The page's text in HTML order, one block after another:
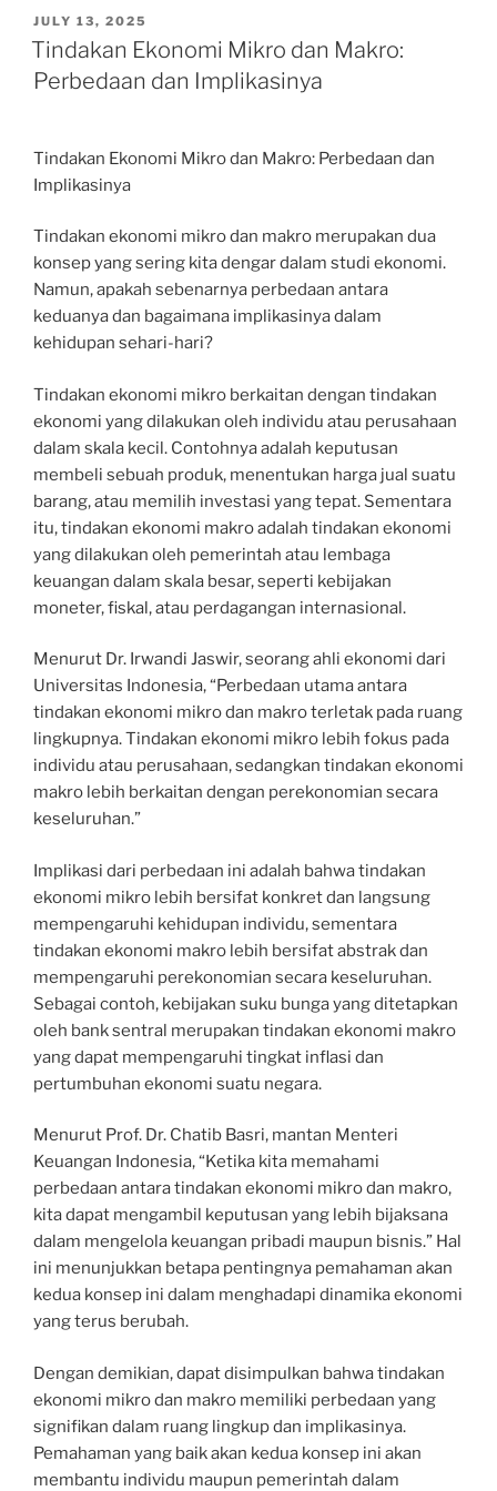
POSTED
ON
JULY 13, 2025
Tindakan Ekonomi Mikro dan Makro:
Perbedaan dan Implikasinya
Tindakan Ekonomi Mikro dan Makro: Perbedaan dan
Implikasinya
Tindakan ekonomi mikro dan makro merupakan dua
konsep yang sering kita dengar dalam studi ekonomi.
Namun, apakah sebenarnya perbedaan antara
keduanya dan bagaimana implikasinya dalam
kehidupan sehari-hari?
Tindakan ekonomi mikro berkaitan dengan tindakan
ekonomi yang dilakukan oleh individu atau perusahaan
dalam skala kecil. Contohnya adalah keputusan
membeli sebuah produk, menentukan harga jual suatu
barang, atau memilih investasi yang tepat. Sementara
itu, tindakan ekonomi makro adalah tindakan ekonomi
yang dilakukan oleh pemerintah atau lembaga
keuangan dalam skala besar, seperti kebijakan
moneter, fiskal, atau perdagangan internasional.
Menurut Dr. Irwandi Jaswir, seorang ahli ekonomi dari
Universitas Indonesia, “Perbedaan utama antara
tindakan ekonomi mikro dan makro terletak pada ruang
lingkupnya. Tindakan ekonomi mikro lebih fokus pada
individu atau perusahaan, sedangkan tindakan ekonomi
makro lebih berkaitan dengan perekonomian secara
keseluruhan.”
Implikasi dari perbedaan ini adalah bahwa tindakan
ekonomi mikro lebih bersifat konkret dan langsung
mempengaruhi kehidupan individu, sementara
tindakan ekonomi makro lebih bersifat abstrak dan
mempengaruhi perekonomian secara keseluruhan.
Sebagai contoh, kebijakan suku bunga yang ditetapkan
oleh bank sentral merupakan tindakan ekonomi makro
yang dapat mempengaruhi tingkat inflasi dan
pertumbuhan ekonomi suatu negara.
Menurut Prof. Dr. Chatib Basri, mantan Menteri
Keuangan Indonesia, “Ketika kita memahami
perbedaan antara tindakan ekonomi mikro dan makro,
kita dapat mengambil keputusan yang lebih bijaksana
dalam mengelola keuangan pribadi maupun bisnis.” Hal
ini menunjukkan betapa pentingnya pemahaman akan
kedua konsep ini dalam menghadapi dinamika ekonomi
yang terus berubah.
Dengan demikian, dapat disimpulkan bahwa tindakan
ekonomi mikro dan makro memiliki perbedaan yang
signifikan dalam ruang lingkup dan implikasinya.
Pemahaman yang baik akan kedua konsep ini akan
membantu individu maupun pemerintah dalam